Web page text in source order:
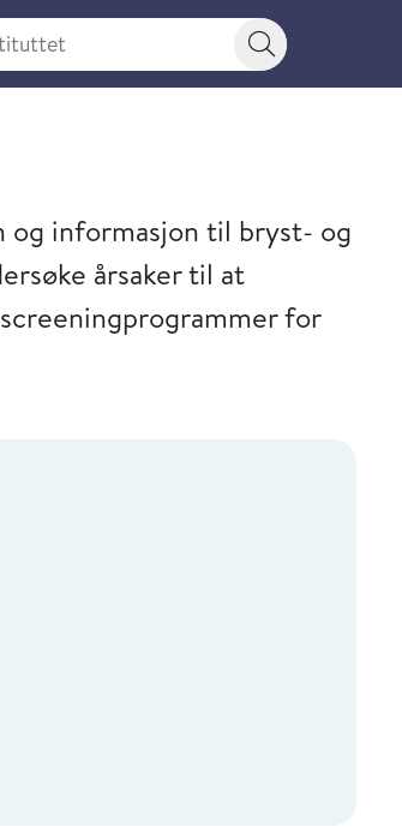
Søkeknapp
informasjon til bryst- og
årsaker til at
for